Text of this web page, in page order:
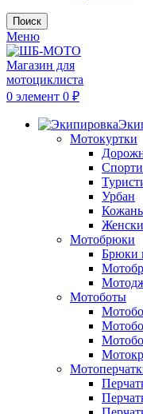
Поиск
Меню
0 элемент 0 ₽
Мотокуртки
Урбан
Мотобрюки
Брюки
Мотоботы